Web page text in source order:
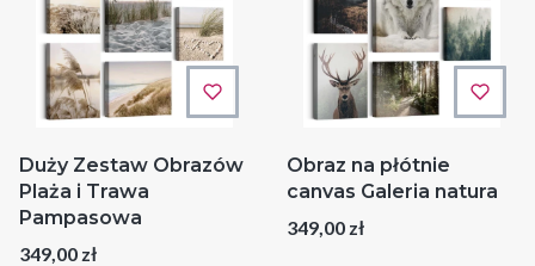
Duży Zestaw Obrazów
Plaża i Trawa
Pampasowa
Cena
349,00 zł
Obraz na płótnie
canvas Galeria natura
Cena
349,00 zł